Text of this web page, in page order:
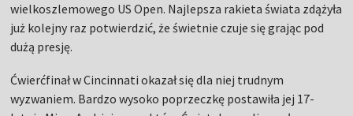
wielkoszlemowego US Open. Najlepsza rakieta świata zdążyła
już kolejny raz potwierdzić, że świetnie czuje się grając pod
dużą presję.
Ćwierćfinał w Cincinnati okazał się dla niej trudnym
wyzwaniem. Bardzo wysoko poprzeczkę postawiła jej 17-